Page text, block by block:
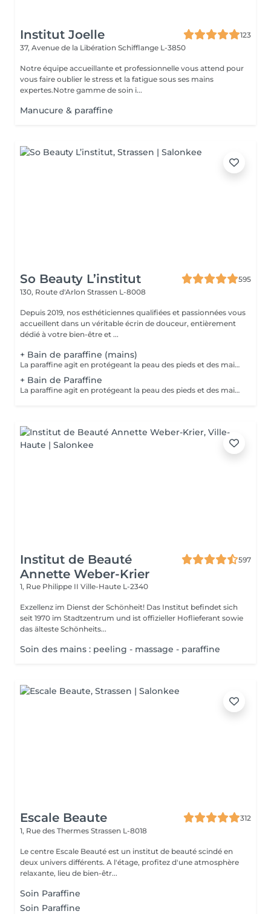
Institut Joelle
123
37, Avenue de la Libération Schifflange L-3850
Notre équipe accueillante et professionnelle vous attend pour
vous faire oublier le stress et la fatigue sous ses mains
expertes.Notre gamme de soin i...
Manucure & paraffine
So Beauty L’institut
595
130, Route d'Arlon Strassen L-8008
Depuis 2019, nos esthéticiennes qualifiées et passionnées vous
accueillent dans un véritable écrin de douceur, entièrement
dédié à votre bien-être et ...
+ Bain de paraffine (mains)
La paraffine agit en protégeant la peau des pieds et des mains contre les agressions extérieures. Sa capacité de rétention d'eau favorise l'hydratation de la peau. Le traitement à la paraffine est idéal pour avoir des membres lisses. En effet, ce produit procure un effet rajeunissant à la peau, en plus de l'adoucir. Ce traitement est ainsi surtout recommandé à toute personne ayant la peau sèche.
+ Bain de Paraffine
La paraffine agit en protégeant la peau des pieds et des mains contre les agressions extérieures. Sa capacité de rétention d'eau favorise l'hydratation de la peau. Le traitement à la paraffine est idéal pour avoir des membres lisses. En effet, ce produit procure un effet rajeunissant à la peau, en plus de l'adoucir. Ce traitement est ainsi surtout recommandé à toute personne ayant la peau sèche.
Institut de Beauté
Annette Weber-Krier
597
1, Rue Philippe II Ville-Haute L-2340
Exzellenz im Dienst der Schönheit! Das Institut befindet sich
seit 1970 im Stadtzentrum und ist offizieller Hoflieferant sowie
das älteste Schönheits...
Soin des mains : peeling - massage - paraffine
Escale Beaute
312
1, Rue des Thermes Strassen L-8018
Le centre Escale Beauté est un institut de beauté scindé en
deux univers différents. A l'étage, profitez d'une atmosphère
relaxante, lieu de bien-êtr...
Soin Paraffine
Soin Paraffine